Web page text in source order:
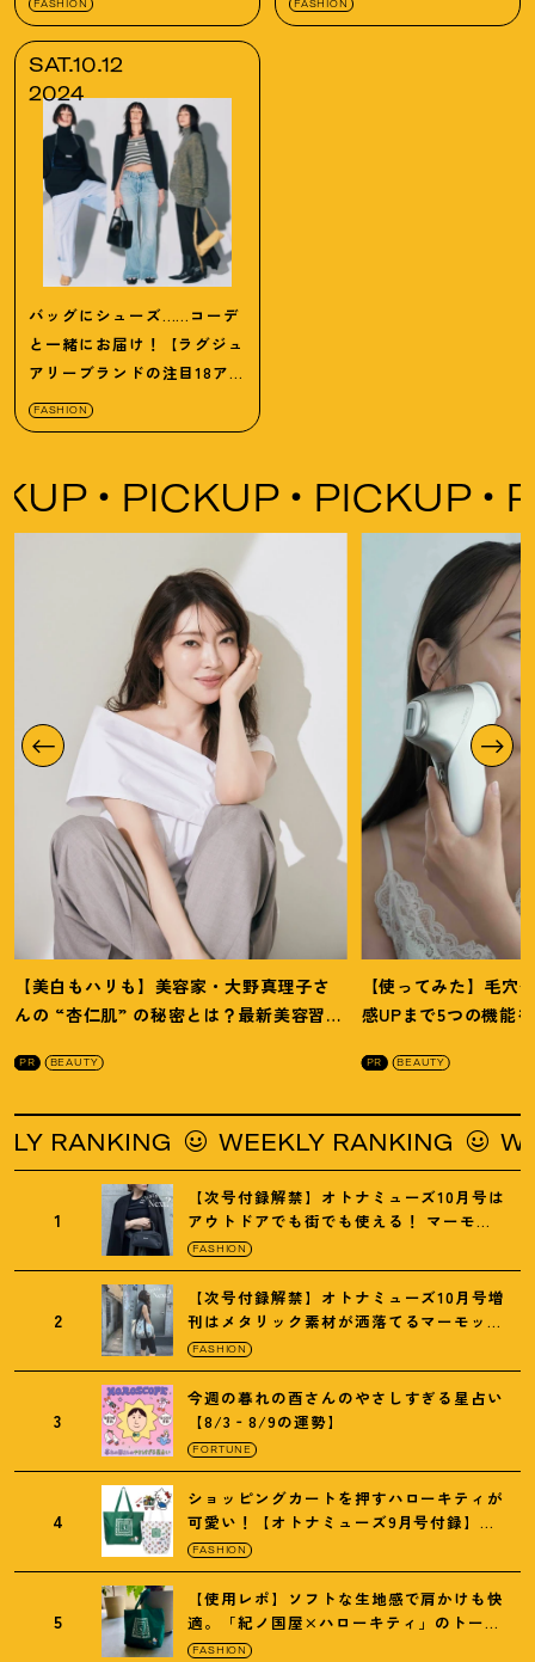
FASHION FASHION
SAT.10.12
2024
バッグにシューズ……コーデ
と一緒にお届け！【ラグジュ
アリーブランドの注目18ア
イテム総まとめ】
FASHION
PICKUP PICKUP
【美白もハリも】美容家・大野真理子さ
んの “杏仁肌” の秘密とは ？ 最新美容習慣
PR BEAUTY
【使ってみた】毛穴
感UPまで5つの機能
PR BEAUTY
RANKING WEEKLY RANKING
1
【次号付録解禁】オトナミューズ10月号は
アウトドアでも街でも使える ！ マーモッ
トの黒ショルダー
FASHION
2
【次号付録解禁】オトナミューズ10月号増
刊はメタリック素材が洒落てるマーモット
の保冷バッグ
FASHION
3
今週の暮れの酉さんのやさしすぎる星占い
【8/3‐8/9の運勢】
FORTUNE
4
ショッピングカートを押すハローキティが
可愛い ！
【オトナミューズ9月号付録】紀
ノ国屋バッグ
FASHION
5
【使用レポ】ソフトな生地感で肩かけも快
適。「紀ノ国屋×ハローキティ」のトート
がガシガシ使えて最高です
FASHION